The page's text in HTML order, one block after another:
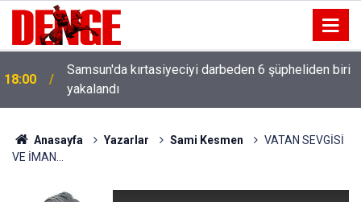
18:00
Samsun'da kırtasiyeciyi darbeden 6 şüpheliden biri
yakalandı
Anasayfa Yazarlar Sami Kesmen
VATAN SEVGİSİ
VE İMAN…